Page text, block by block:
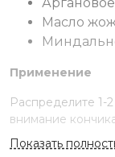
Масло
Применение
Распределите 1-
внимание
волосы. Не
Показать